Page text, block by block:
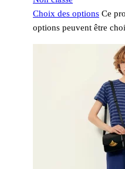
Choix des options Ce
options peuvent être